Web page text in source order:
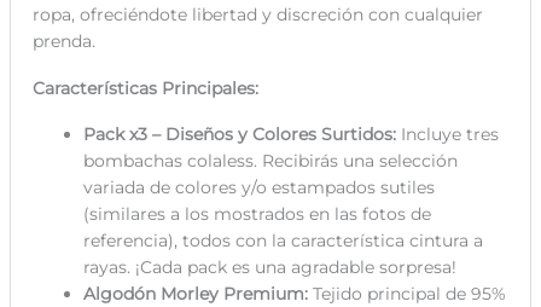
ropa, ofreciéndote libertad y discreción con cualquier
prenda.
Características Principales:
Pack x3 – Diseños y Colores Surtidos:Incluye tres
bombachas colaless. Recibirás una selección
variada de colores y/o estampados sutiles
(similares a los mostrados en las fotos de
referencia), todos con la característica cintura a
rayas. ¡Cada pack es una agradable sorpresa!
Algodón Morley Premium:Tejido principal de 95%